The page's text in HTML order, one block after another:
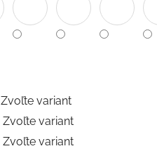
Zvoľte variant
Zvoľte variant
Zvoľte variant